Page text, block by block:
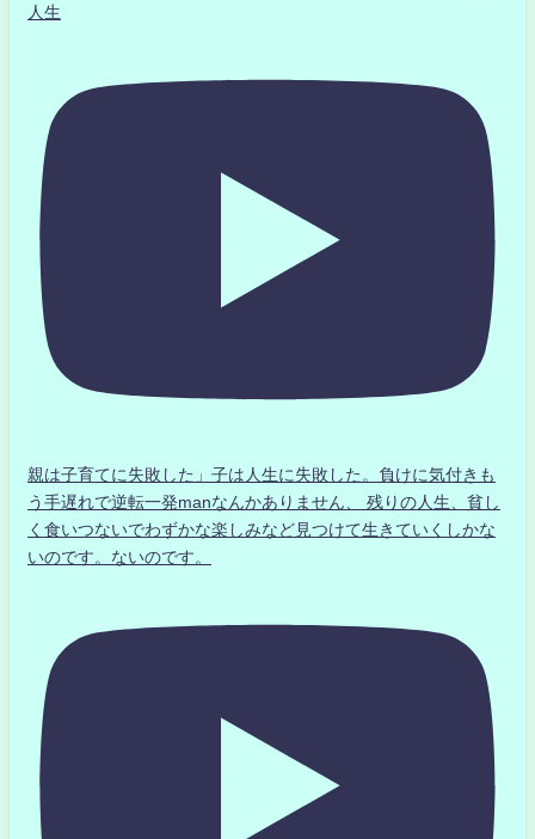
人生
親は子育てに失敗した」子は人生に失敗した。負けに気付きも
う手遅れで逆転一発manなんかありません、 残りの人生、貧し
く食いつないでわずかな楽しみなど見つけて生きていくしかな
いのです。ないのです。